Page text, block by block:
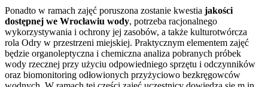
Ponadto w ramach zajęć poruszona zostanie kwestia jakości
dostępnej we Wrocławiu wody, potrzeba racjonalnego
wykorzystywania i ochrony jej zasobów, a także kulturotwórcza
rola Odry w przestrzeni miejskiej. Praktycznym elementem zajęć
będzie organoleptyczna i chemiczna analiza pobranych próbek
wody rzecznej przy użyciu odpowiedniego sprzętu i odczynników
oraz biomonitoring odłowionych przyżyciowo bezkręgowców